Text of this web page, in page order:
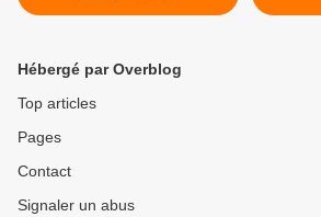
Hébergé par Overblog
Top articles
Pages
Contact
Signaler un abus